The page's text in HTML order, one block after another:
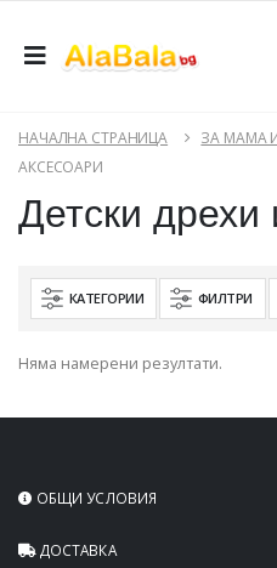
НАЧАЛНА СТРАНИЦА ЗА МАМА
АКСЕСОАРИ
Детски дрехи
КАТЕГОРИИ ФИЛТРИ
Няма намерени резултати.
ОБЩИ УСЛОВИЯ
ДОСТАВКА